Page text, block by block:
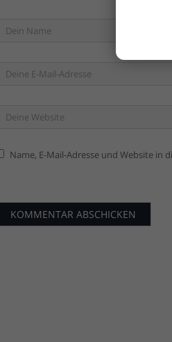
Name, E-Mail-Adresse und Website in